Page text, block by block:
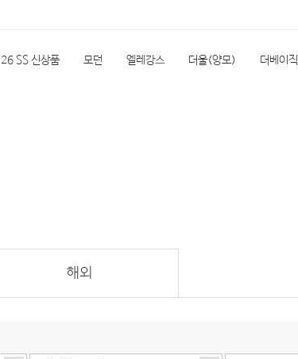
26 SS 신상품 모던 엘레강스 더울(양모) 더베이직
해외